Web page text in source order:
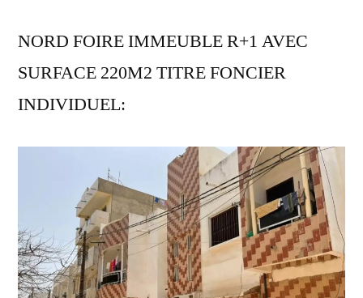
NORD FOIRE IMMEUBLE R+1 AVEC
SURFACE 220M2 TITRE FONCIER
INDIVIDUEL: